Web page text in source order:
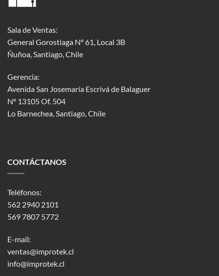
Sala de Ventas:
General Gorostiaga Nº 61, Local 3B
Ñuñoa, Santiago, Chile
Gerencia:
Avenida San Josemaría Escrivá de Balaguer
Nº 13105 Of. 504
Lo Barnechea, Santiago, Chile
CONTÁCTANOS
Teléfonos:
562 2940 2101
569 7807 5772
E-mail:
ventas@improtek.cl
info@improtek.cl